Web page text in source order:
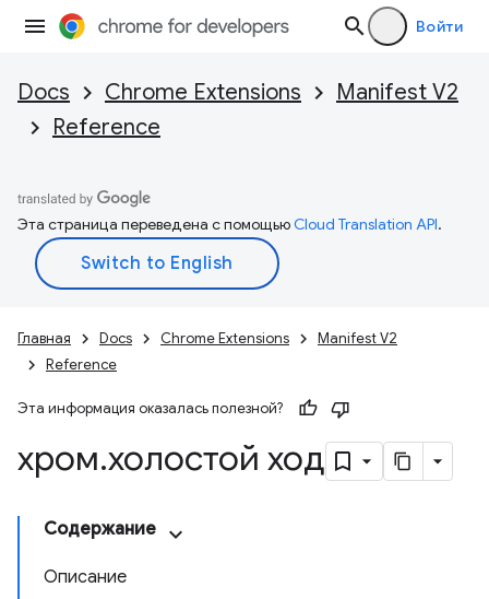
Войти
Docs Chrome Extensions
Manifest V2
Reference
Эта страница переведена с помощьюCloud Translation API.
Главная Docs Chrome Extensions
Manifest V2
Reference
Эта информация оказалась полезной?
хром.холостой ход
Содержание
Описание